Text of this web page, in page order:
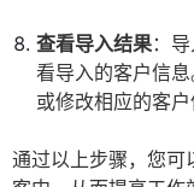
查看导入结果：
看导入的客户信
或修改相应的客户
通过以上步骤，您可